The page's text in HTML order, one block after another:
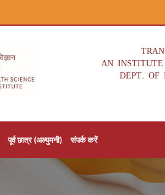
AN
DEPT. OF
पूर्व छात्र (अल्युमनी) संपर्क करें